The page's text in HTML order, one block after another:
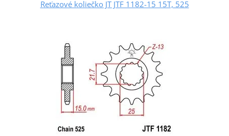
Reťazové koliečko JT JTF 1182-15 15T, 525